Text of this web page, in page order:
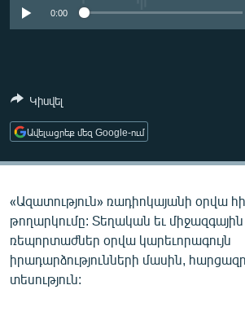
ՄԻՋԱԶԳԱՅԻՆ
ՄԵԿՆԱԲԱՆՈՒԹՅՈՒՆ
ՏՏ ԵՒ ԻՆՏԵՐՆԵՏ
ԿՈՐՈՆԱՎԻՐՈՒՍ
ՏԵՍԱՆՅՈՒԹԵՐ
ԲԱՆԱՎԵՃ
ՁԳՏԵԼՈՎ ԼԱՎԱԳՈՒՅՆԻՆ
0:00
Կիսվել
Ավելացրեք մեզ Google-ում
«Ազատություն» ռադիոկայանի օրվա
թողարկումը: Տեղական եւ միջազգային
ռեպորտաժներ օրվա կարեւորագույն
իրադարձությունների մասին,
տեսություն: